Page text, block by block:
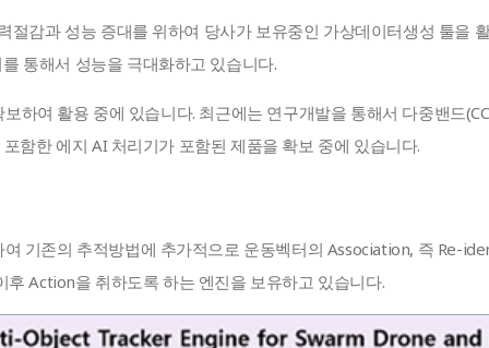
감과 성능 증대를 위하여 당사가 보유중인 가상데이터생성 툴을
통해서 성능을 극대화하고 있습니다.
하여 활용 중에 있습니다. 최근에는 연구개발을 통해서 다중밴드
함한 에지 AI 처리기가 포함된 제품을 확보 중에 있습니다.
기존의 추적방법에 추가적으로 운동벡터의 Association, 즉 Re-
Action을 취하도록 하는 엔진을 보유하고 있습니다.